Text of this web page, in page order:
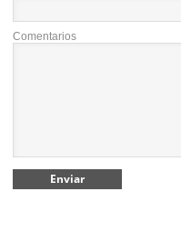
Comentarios